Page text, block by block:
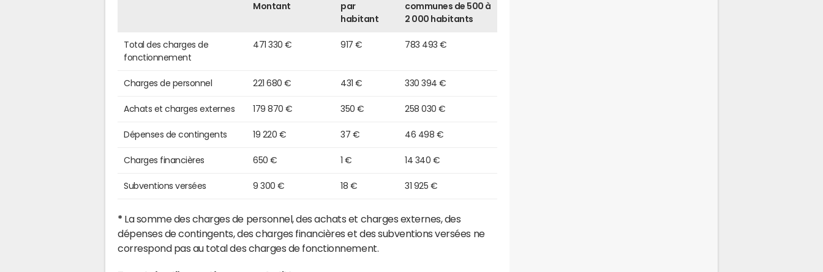
Montant
par
habitant
communes de 500 à
2 000 habitants
Total des charges de
fonctionnement
471 330 € 917 € 783 493 €
Charges de personnel 221 680 € 431 € 330 394 €
Achats et charges externes 179 870 € 350 € 258 030 €
Dépenses de contingents 19 220 € 37 € 46 498 €
Charges financières 650 € 1 € 14 340 €
Subventions versées 9 300 € 18 € 31 925 €
* La somme des charges de personnel, des achats et charges externes, des
dépenses de contingents, des charges financières et des subventions versées ne
correspond pas au total des charges de fonctionnement.